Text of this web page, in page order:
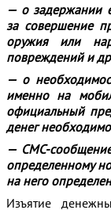
— о задержании
за совершение
оружия или
повреждений и
— о
именно на
официальный
денег
— СМС-
определенному
на него
Изъятие